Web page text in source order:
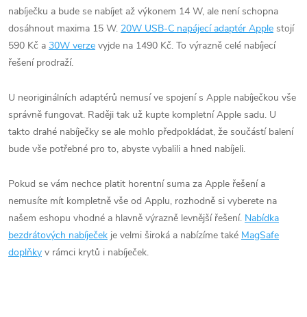
nabíječku a bude se nabíjet až výkonem 14 W, ale není schopna
dosáhnout maxima 15 W. 20W USB-C napájecí adaptér Apple stojí
590 Kč a 30W verze vyjde na 1490 Kč. To výrazně celé nabíjecí
řešení prodraží.
U neoriginálních adaptérů nemusí ve spojení s Apple nabíječkou vše
správně fungovat. Raději tak už kupte kompletní Apple sadu. U
takto drahé nabíječky se ale mohlo předpokládat, že součástí balení
bude vše potřebné pro to, abyste vybalili a hned nabíjeli.
Pokud se vám nechce platit horentní suma za Apple řešení a
nemusíte mít kompletně vše od Applu, rozhodně si vyberete na
našem eshopu vhodné a hlavně výrazně levnější řešení. Nabídka
bezdrátových nabíječek je velmi široká a nabízíme také MagSafe
doplňky v rámci krytů i nabíječek.